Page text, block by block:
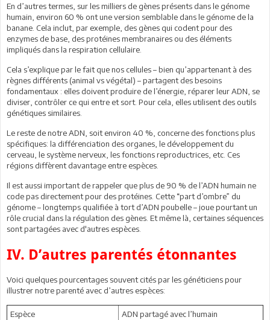
En d’autres termes, sur les milliers de gènes présents dans le génome
humain, environ 60 % ont une version semblable dans le génome de la
banane. Cela inclut, par exemple, des gènes qui codent pour des
enzymes de base, des protéines membranaires ou des éléments
impliqués dans la respiration cellulaire.
Cela s’explique par le fait que nos cellules – bien qu’appartenant à des
règnes différents (animal vs végétal) – partagent des besoins
fondamentaux : elles doivent produire de l’énergie, réparer leur ADN, se
diviser, contrôler ce qui entre et sort. Pour cela, elles utilisent des outils
génétiques similaires.
Le reste de notre ADN, soit environ 40 %, concerne des fonctions plus
spécifiques: la différenciation des organes, le développement du
cerveau, le système nerveux, les fonctions reproductrices, etc. Ces
régions diffèrent davantage entre espèces.
Il est aussi important de rappeler que plus de 90 % de l’ADN humain ne
code pas directement pour des protéines. Cette “part d’ombre” du
génome – longtemps qualifiée à tort d’ADN poubelle – joue pourtant un
rôle crucial dans la régulation des gènes. Et même là, certaines séquences
sont partagées avec d'autres espèces.
IV. D’autres parentés étonnantes
Voici quelques pourcentages souvent cités par les généticiens pour
illustrer notre parenté avec d’autres espèces:
Espèce ADN partagé avec l’humain